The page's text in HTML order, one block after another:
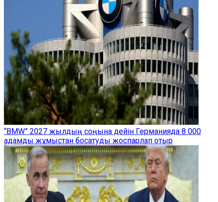
“BMW” 2027 жылдың соңына дейін Германияда 8 000
адамды жұмыстан босатуды жоспарлап отыр